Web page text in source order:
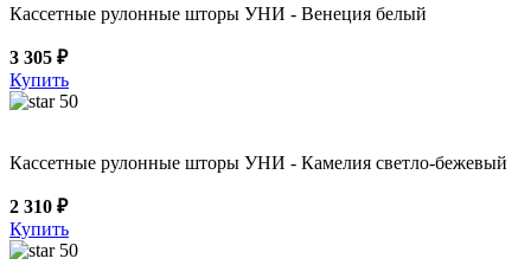
Кассетные рулонные шторы УНИ - Венеция белый
3 305 ₽
Купить
50
Кассетные рулонные шторы УНИ - Камелия светло-бежевый
2 310 ₽
Купить
50